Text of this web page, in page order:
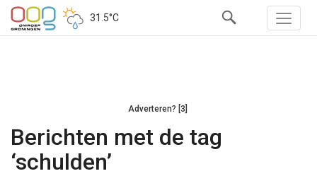
31.5°C
Adverteren? [3]
Berichten met de tag
‘schulden’